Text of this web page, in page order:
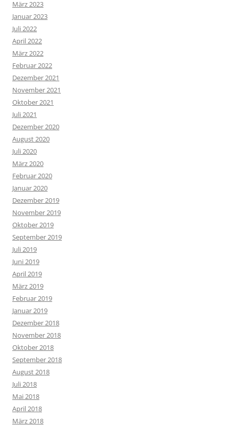
März 2023
Januar 2023
Juli 2022
April 2022
März 2022
Februar 2022
Dezember 2021
November 2021
Oktober 2021
Juli 2021
Dezember 2020
August 2020
Juli 2020
März 2020
Februar 2020
Januar 2020
Dezember 2019
November 2019
Oktober 2019
September 2019
Juli 2019
Juni 2019
April 2019
März 2019
Februar 2019
Januar 2019
Dezember 2018
November 2018
Oktober 2018
September 2018
August 2018
Juli 2018
Mai 2018
April 2018
März 2018